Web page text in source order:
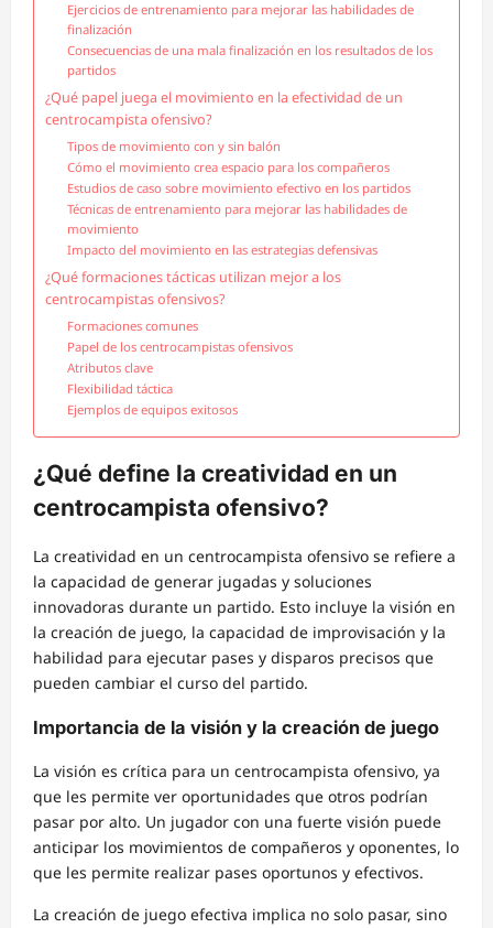
Ejercicios de entrenamiento para mejorar las habilidades de
finalización
Consecuencias de una mala finalización en los resultados de los
partidos
¿Qué papel juega el movimiento en la efectividad de un
centrocampista ofensivo?
Tipos de movimiento con y sin balón
Cómo el movimiento crea espacio para los compañeros
Estudios de caso sobre movimiento efectivo en los partidos
Técnicas de entrenamiento para mejorar las habilidades de
movimiento
Impacto del movimiento en las estrategias defensivas
¿Qué formaciones tácticas utilizan mejor a los
centrocampistas ofensivos?
Formaciones comunes
Papel de los centrocampistas ofensivos
Atributos clave
Flexibilidad táctica
Ejemplos de equipos exitosos
¿Qué define la creatividad en un
centrocampista ofensivo?
La creatividad en un centrocampista ofensivo se refiere a
la capacidad de generar jugadas y soluciones
innovadoras durante un partido. Esto incluye la visión en
la creación de juego, la capacidad de improvisación y la
habilidad para ejecutar pases y disparos precisos que
pueden cambiar el curso del partido.
Importancia de la visión y la creación de juego
La visión es crítica para un centrocampista ofensivo, ya
que les permite ver oportunidades que otros podrían
pasar por alto. Un jugador con una fuerte visión puede
anticipar los movimientos de compañeros y oponentes, lo
que les permite realizar pases oportunos y efectivos.
La creación de juego efectiva implica no solo pasar, sino